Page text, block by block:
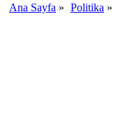
Ana Sayfa » Politika »